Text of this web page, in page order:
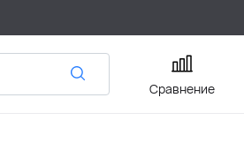
Сравнение